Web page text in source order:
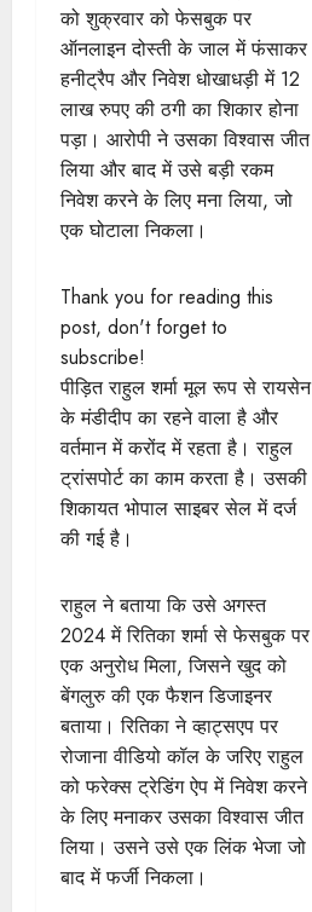
को शुक्रवार को फेसबुक पर
ऑनलाइन दोस्ती के जाल में फंसाकर
हनीट्रैप और निवेश धोखाधड़ी में 12
लाख रुपए की ठगी का शिकार होना
पड़ा। आरोपी ने उसका विश्वास जीत
लिया और बाद में उसे बड़ी रकम
निवेश करने के लिए मना लिया, जो
एक घोटाला निकला।
Thank you for reading this
post, don't forget to
subscribe!
पीड़ित राहुल शर्मा मूल रूप से रायसेन
के मंडीदीप का रहने वाला है और
वर्तमान में करोंद में रहता है। राहुल
ट्रांसपोर्ट का काम करता है। उसकी
शिकायत भोपाल साइबर सेल में दर्ज
की गई है।
राहुल ने बताया कि उसे अगस्त
2024 में रितिका शर्मा से फेसबुक पर
एक अनुरोध मिला, जिसने खुद को
बेंगलुरु की एक फैशन डिजाइनर
बताया। रितिका ने व्हाट्सएप पर
रोजाना वीडियो कॉल के जरिए राहुल
को फरेक्स ट्रेडिंग ऐप में निवेश करने
के लिए मनाकर उसका विश्वास जीत
लिया। उसने उसे एक लिंक भेजा जो
बाद में फर्जी निकला।